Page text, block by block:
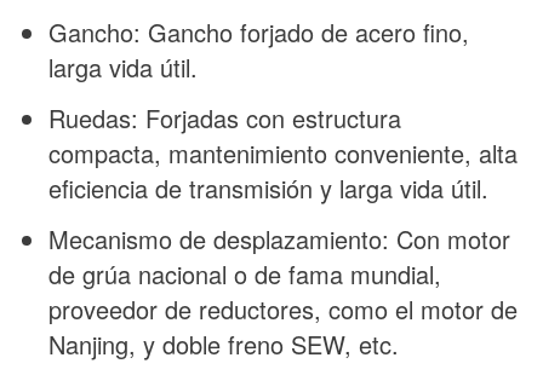
Gancho: Gancho forjado de acero fino,
larga vida útil.
Ruedas: Forjadas con estructura
compacta, mantenimiento conveniente, alta
eficiencia de transmisión y larga vida útil.
Mecanismo de desplazamiento: Con motor
de grúa nacional o de fama mundial,
proveedor de reductores, como el motor de
Nanjing, y doble freno SEW, etc.